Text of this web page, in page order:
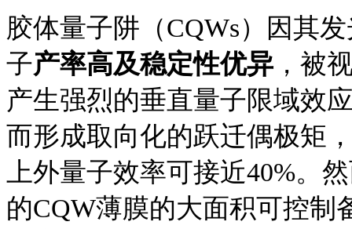
胶体量子阱（CQWs）因其
子产率高及稳定性优异 ，被
产生强烈的垂直量子限域效
而形成取向化的跃迁偶极矩
上外量子效率可接近40%。
的CQW薄膜的大面积可控制